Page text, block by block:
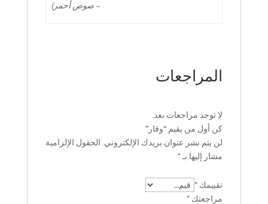
– صوص أحمر)
المراجعات
لا توجد مراجعات بعد.
كن أول من يقيم “وقار”
لن يتم نشر عنوان بريدك الإلكتروني. الحقول الإلزامية
مشار إليها بـ*
تقييمك*
مراجعتك*